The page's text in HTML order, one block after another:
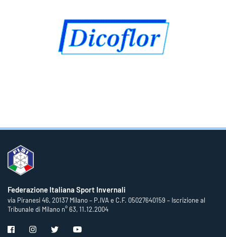
Federazione Italiana Sport Invernali
via Piranesi 46, 20137 Milano – P.IVA e C.F. 05027640159 – Iscrizione al
Tribunale di Milano n° 63, 11.12.2004